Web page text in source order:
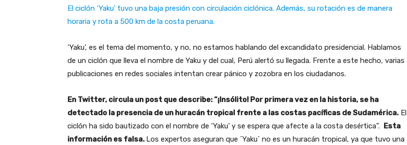
El ciclón ‘Yaku’ tuvo una baja presión con circulación ciclónica. Además, su rotación es de manera
horaria y rota a 500 km de la costa peruana.
‘Yaku’, es el tema del momento, y no, no estamos hablando del excandidato presidencial. Hablamos
de un ciclón que lleva el nombre de Yaku y del cual, Perú alertó su llegada. Frente a este hecho, varias
publicaciones en redes sociales intentan crear pánico y zozobra en los ciudadanos.
En Twitter, circula un post que describe: “¡Insólito! Por primera vez en la historia, se ha
detectado la presencia de un huracán tropical frente a las costas pacíficas de Sudamérica. El
ciclón ha sido bautizado con el nombre de ‘Yaku’ y se espera que afecte a la costa desértica”. Esta
información es falsa. Los expertos aseguran que ´Yaku´ no es un huracán tropical, ya que tuvo una